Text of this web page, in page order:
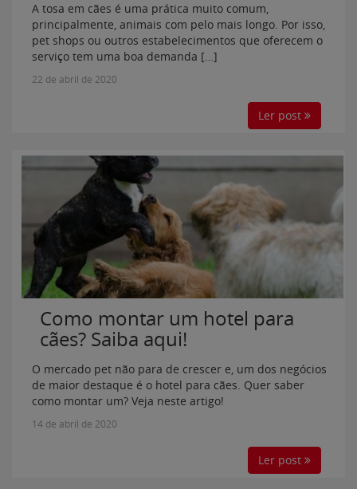
A tosa em cães é uma prática muito comum,
principalmente, animais com pelo mais longo. Por isso,
pet shops ou outros estabelecimentos que oferecem o
serviço tem uma boa demanda […]
22 de abril de 2020
Ler post
Como montar um hotel para
cães? Saiba aqui!
O mercado pet não para de crescer e, um dos negócios
de maior destaque é o hotel para cães. Quer saber
como montar um? Veja neste artigo!
14 de abril de 2020
Ler post